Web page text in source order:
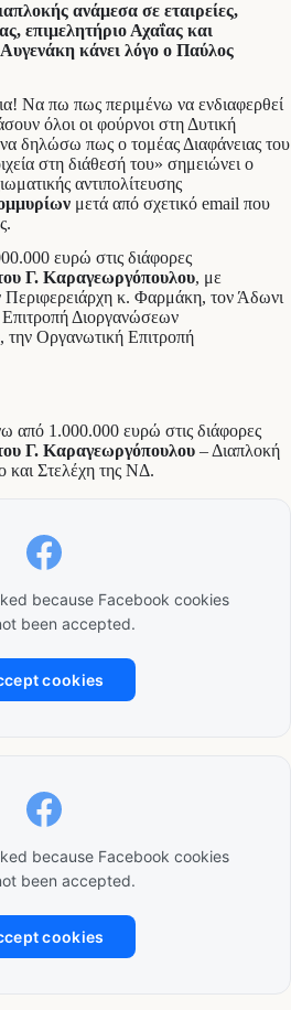
ανάμεσα σε εταιρείες,
επιμελητήριο Αχαΐας και
κάνει λόγο ο Παύλος
Να πω πως περιμένω να ενδιαφερθεί
όλοι οι φούρνοι στη Δυτική
να δηλώσω πως ο τομέας Διαφάνειας του
στη διάθεσή του» σημειώνει ο
αντιπολίτευσης
μετά από σχετικό email που
ευρώ στις διάφορες
Γ. Καραγεωργόπουλου, με
Περιφερειάρχη κ. Φαρμάκη, τον Άδωνι
Διοργανώσεων
Οργανωτική Επιτροπή
από 1.000.000 ευρώ στις διάφορες
Γ. Καραγεωργόπουλου – Διαπλοκή
και Στελέχη της ΝΔ.
because Facebook cookies
been accepted.
cookies
because Facebook cookies
been accepted.
cookies